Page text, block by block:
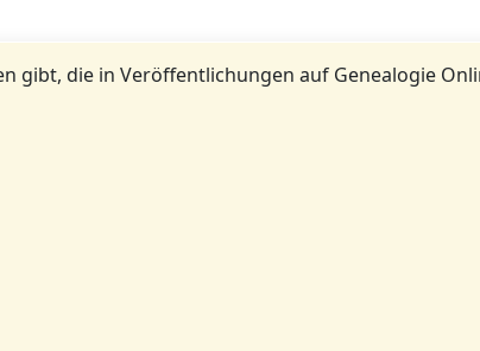
gibt, die in Veröffentlichungen auf Genealogie